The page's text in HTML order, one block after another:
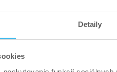
Detaily
14.5 g
220 g 7.48 g